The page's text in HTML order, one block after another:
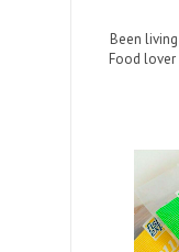
Been
Food lover